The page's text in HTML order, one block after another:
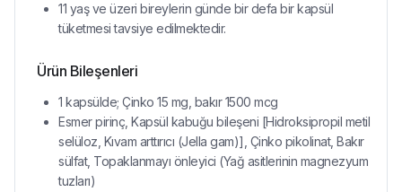
11 yaş ve üzeri bireylerin günde bir defa bir kapsül
tüketmesi tavsiye edilmektedir.
Ürün Bileşenleri
1 kapsülde; Çinko 15 mg, bakır 1500 mcg
Esmer pirinç, Kapsül kabuğu bileşeni [Hidroksipropil metil
selüloz, Kıvam arttırıcı (Jella gam)], Çinko pikolinat, Bakır
sülfat, Topaklanmayı önleyici (Yağ asitlerinin magnezyum
tuzları)